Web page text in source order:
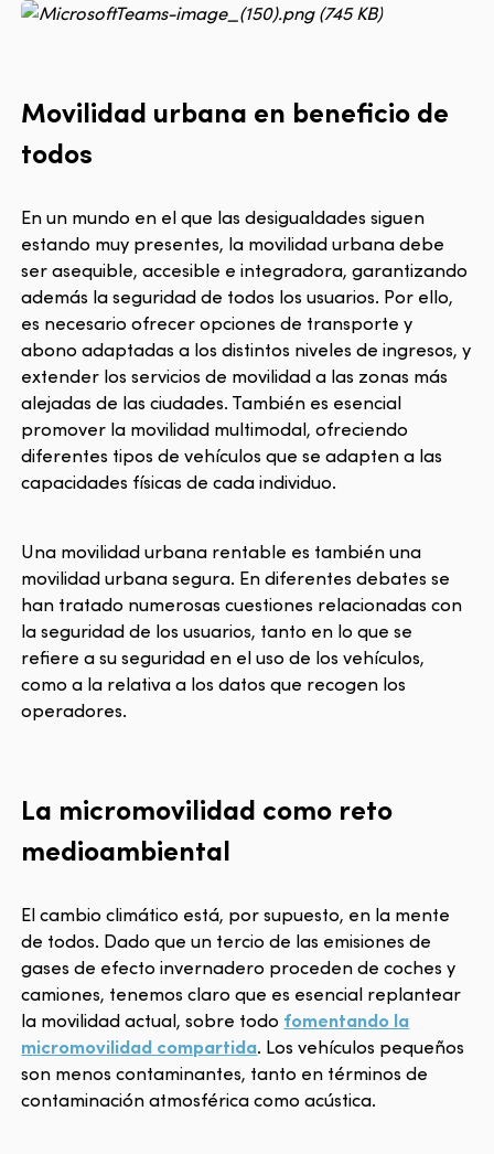
Movilidad urbana en beneficio de
todos
En un mundo en el que las desigualdades siguen
estando muy presentes, la movilidad urbana debe
ser asequible, accesible e integradora, garantizando
además la seguridad de todos los usuarios. Por ello,
es necesario ofrecer opciones de transporte y
abono adaptadas a los distintos niveles de ingresos, y
extender los servicios de movilidad a las zonas más
alejadas de las ciudades. También es esencial
promover la movilidad multimodal, ofreciendo
diferentes tipos de vehículos que se adapten a las
capacidades físicas de cada individuo.
Una movilidad urbana rentable es también una
movilidad urbana segura. En diferentes debates se
han tratado numerosas cuestiones relacionadas con
la seguridad de los usuarios, tanto en lo que se
refiere a su seguridad en el uso de los vehículos,
como a la relativa a los datos que recogen los
operadores.
La micromovilidad como reto
medioambiental
El cambio climático está, por supuesto, en la mente
de todos. Dado que un tercio de las emisiones de
gases de efecto invernadero proceden de coches y
camiones, tenemos claro que es esencial replantear
la movilidad actual, sobre todo fomentando la
micromovilidad compartida. Los vehículos pequeños
son menos contaminantes, tanto en términos de
contaminación atmosférica como acústica.